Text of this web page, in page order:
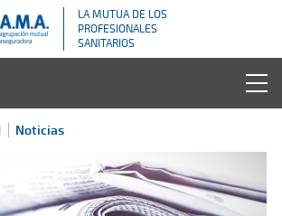
LA MUTUA DE LOS
PROFESIONALES
SANITARIOS
Noticias